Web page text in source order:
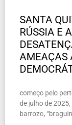
SANTA
RÚSSIA E
AMEAÇAS
começo pelo
de julho de
barrozo,